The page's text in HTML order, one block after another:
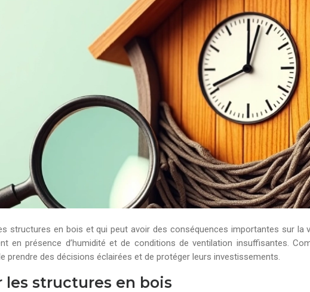
structures en bois et qui peut avoir des conséquences importantes sur la
en présence d’humidité et de conditions de ventilation insuffisantes.
prendre des décisions éclairées et de protéger leurs investissements.
les structures en bois